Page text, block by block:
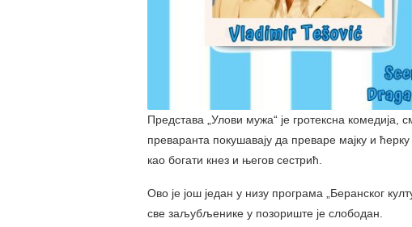
Представа „Улови мужа“ је гротексна комедија,
преваранта покушавају да преваре мајку и
као богати кнез и његов сестрић.
Ово је још један у низу програма „Беранског
све заљубљенике у позориште је слободан.